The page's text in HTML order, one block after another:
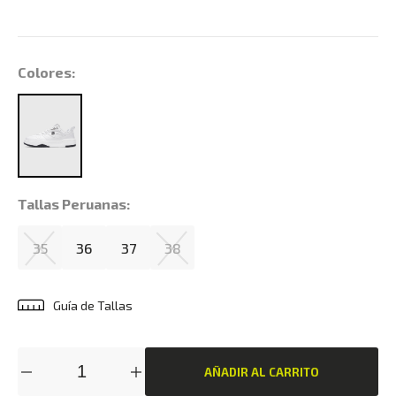
Colores:
Tallas Peruanas:
35 36 37 38
Guía de Tallas
AÑADIR AL CARRITO